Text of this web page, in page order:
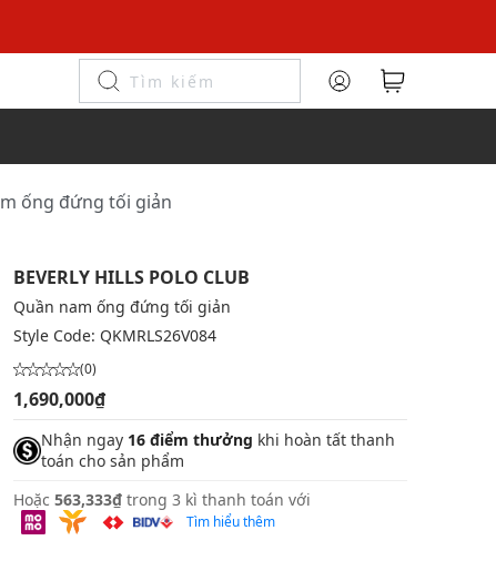
ống đứng tối giản
BEVERLY HILLS POLO CLUB
Quần nam ống đứng tối giản
Style Code: QKMRLS26V084
(0)
1,690,000₫
Nhận ngay 16 điểm thưởng khi hoàn tất thanh
toán cho sản phẩm
Hoặc 563,333₫ trong 3 kì thanh toán với
Tìm hiểu thêm